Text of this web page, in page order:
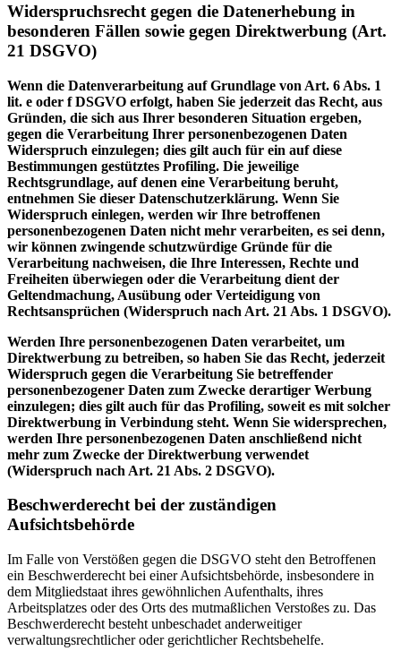
Widerspruchsrecht gegen die Datenerhebung in
besonderen Fällen sowie gegen Direktwerbung (Art.
21 DSGVO)
Wenn die Datenverarbeitung auf Grundlage von Art. 6 Abs. 1
lit. e oder f DSGVO erfolgt, haben Sie jederzeit das Recht, aus
Gründen, die sich aus Ihrer besonderen Situation ergeben,
gegen die Verarbeitung Ihrer personenbezogenen Daten
Widerspruch einzulegen; dies gilt auch für ein auf diese
Bestimmungen gestütztes Profiling. Die jeweilige
Rechtsgrundlage, auf denen eine Verarbeitung beruht,
entnehmen Sie dieser Datenschutzerklärung. Wenn Sie
Widerspruch einlegen, werden wir Ihre betroffenen
personenbezogenen Daten nicht mehr verarbeiten, es sei denn,
wir können zwingende schutzwürdige Gründe für die
Verarbeitung nachweisen, die Ihre Interessen, Rechte und
Freiheiten überwiegen oder die Verarbeitung dient der
Geltendmachung, Ausübung oder Verteidigung von
Rechtsansprüchen (Widerspruch nach Art. 21 Abs. 1 DSGVO).
Werden Ihre personenbezogenen Daten verarbeitet, um
Direktwerbung zu betreiben, so haben Sie das Recht, jederzeit
Widerspruch gegen die Verarbeitung Sie betreffender
personenbezogener Daten zum Zwecke derartiger Werbung
einzulegen; dies gilt auch für das Profiling, soweit es mit solcher
Direktwerbung in Verbindung steht. Wenn Sie widersprechen,
werden Ihre personenbezogenen Daten anschließend nicht
mehr zum Zwecke der Direktwerbung verwendet
(Widerspruch nach Art. 21 Abs. 2 DSGVO).
Beschwerderecht bei der zuständigen
Aufsichtsbehörde
Im Falle von Verstößen gegen die DSGVO steht den Betroffenen
ein Beschwerderecht bei einer Aufsichtsbehörde, insbesondere in
dem Mitgliedstaat ihres gewöhnlichen Aufenthalts, ihres
Arbeitsplatzes oder des Orts des mutmaßlichen Verstoßes zu. Das
Beschwerderecht besteht unbeschadet anderweitiger
verwaltungsrechtlicher oder gerichtlicher Rechtsbehelfe.